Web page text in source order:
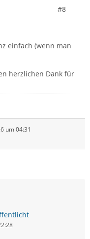
#8
einfach (wenn man
herzlichen Dank für
um 04:31